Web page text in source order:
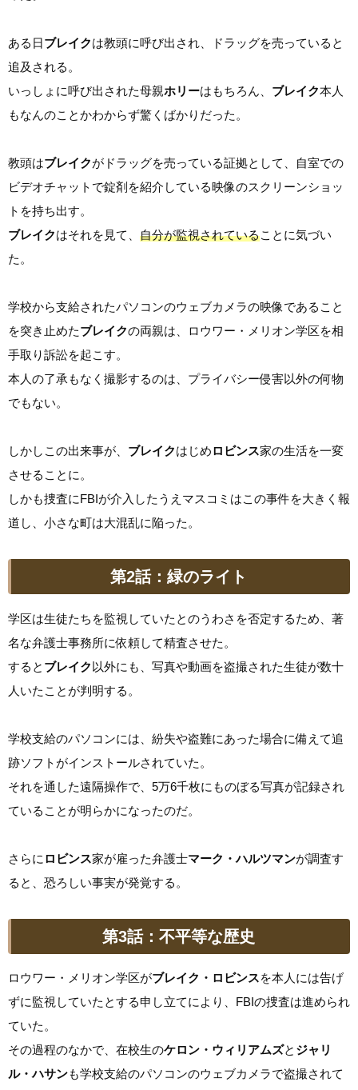
ある日ブレイクは教頭に呼び出され、ドラッグを売っていると
追及される。
いっしょに呼び出された母親ホリーはもちろん、 ブレイク本人
もなんのことかわからず驚くばかりだった。
教頭はブレイクがドラッグを売っている証拠として、自室での
ビデオチャットで錠剤を紹介している映像のスクリーンショッ
トを持ち出す。
ブレイクはそれを見て、 自分が監視されていることに気づい
た。
学校から支給されたパソコンのウェブカメラの映像であること
を突き止めたブレイクの両親は、ロウワー・メリオン学区を相
手取り訴訟を起こす。
本人の了承もなく撮影するのは、プライバシー侵害以外の何物
でもない。
しかしこの出来事が、 ブレイクはじめロビンス家の生活を一変
させることに。
しかも捜査にFBIが介入したうえマスコミはこの事件を大きく報
道し、小さな町は大混乱に陥った。
第2話：緑のライト
学区は生徒たちを監視していたとのうわさを否定するため、著
名な弁護士事務所に依頼して精査させた。
すると ブレイク 以外にも、写真や動画を盗撮された生徒が数十
人いたことが判明する。
学校支給のパソコンには、紛失や盗難にあった場合に備えて追
跡ソフトがインストールされていた。
それを通した遠隔操作で、5万6千枚にものぼる写真が記録され
ていることが明らかになったのだ。
さらに ロビンス家が雇った弁護士マーク・ハルツマンが調査す
ると、恐ろしい事実が発覚する。
第3話：不平等な歴史
ロウワー・メリオン学区がブレイク・ロビンスを本人には告げ
ずに監視していたとする申し立てにより、FBIの捜査は進められ
ていた。
その過程のなかで、在校生のケロン・ウィリアムズと ジャリ
ル・ハサンも学校支給のパソコンのウェブカメラで盗撮されて